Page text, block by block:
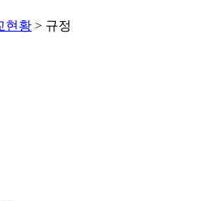
현황 > 규정